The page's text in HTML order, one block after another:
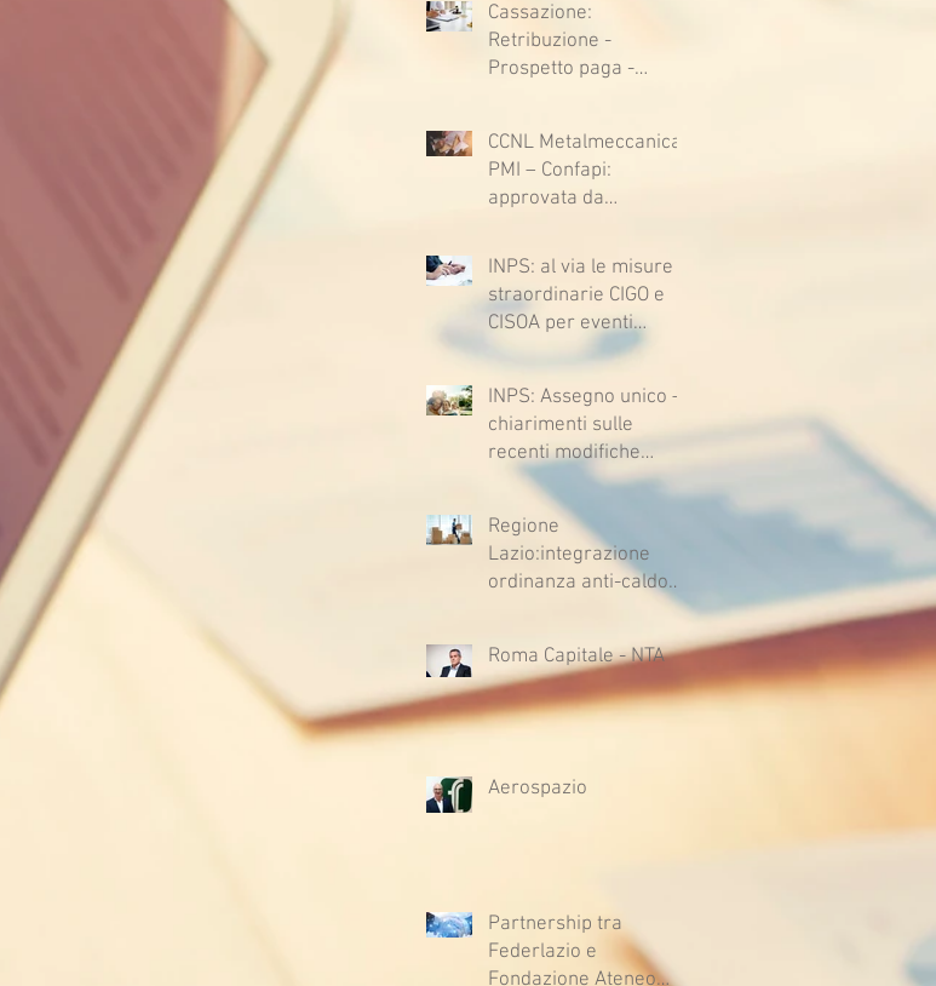
Cassazione:
Retribuzione -
Prospetto paga -
sfavore del datore di
lavoro - Prova legale -
Sussiste. (Cc, articoli
2732, 2734 e 2735)
CCNL Metalmeccanica
PMI – Confapi:
approvata da
l’ipotesi di accordo per
il rinnovo del CCNL
INPS: al via le misure
straordinarie CIGO e
CISOA per eventi
climatici eccezionali
INPS: Assegno unico –
chiarimenti sulle
recenti modifiche
legislative
Regione
Lazio:integrazione
ordinanza anti-caldo
Roma Capitale - NTA
Aerospazio
Partnership tra
Federlazio e
Fondazione Ateneo